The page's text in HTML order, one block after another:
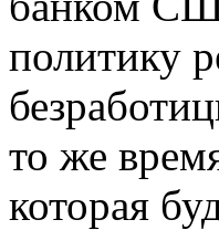
политику
то же
которая